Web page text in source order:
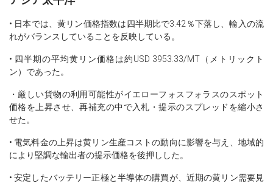
• 日本では、黄リン価格指数は四半期比で3.42％下落し、輸入の流
れがバランスしていることを反映している。
• 四半期の平均黄リン価格は約USD 3953.33/MT（メトリックト
ン）であった。
・厳しい貨物の利用可能性がイエローフォスフォラスのスポット
価格を上昇させ、再補充の中で入札・提示のスプレッドを縮小さ
せた。
• 電気料金の上昇は黄リン生産コストの動向に影響を与え、地域的
により堅調な輸出者の提示価格を後押しした。
• 安定したバッテリー正極と半導体の購買が、近期の黄リン需要見